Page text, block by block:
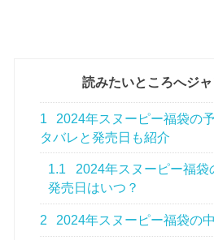
読みたいところへジャ
1
2024年スヌーピー福袋の
タバレと発売日も紹介
1.1
2024年スヌーピー福袋
発売日はいつ？
2 2024年スヌーピー福袋の